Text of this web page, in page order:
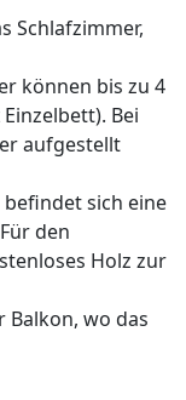
Schlafzimmer,
können bis zu 4
Bei
aufgestellt
sich eine
den
Holz zur
wo das